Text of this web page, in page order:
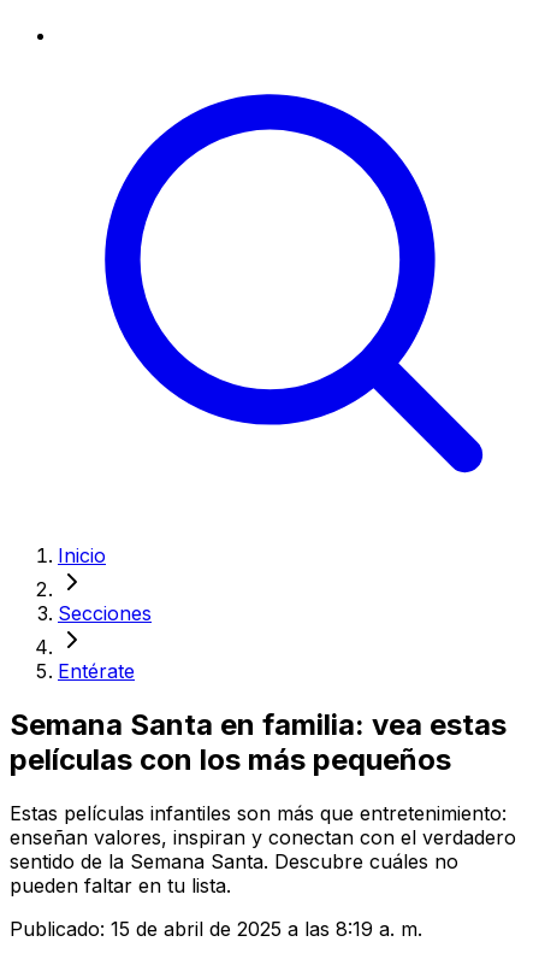
Inicio
Secciones
Entérate
Semana Santa en familia: vea estas
películas con los más pequeños
Estas películas infantiles son más que entretenimiento:
enseñan valores, inspiran y conectan con el verdadero
sentido de la Semana Santa. Descubre cuáles no
pueden faltar en tu lista.
Publicado: 15 de abril de 2025 a las 8:19 a. m.